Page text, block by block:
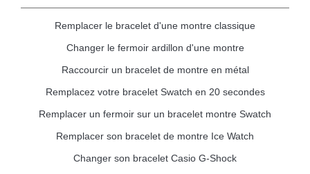
Remplacer le bracelet d'une montre classique
Changer le fermoir ardillon d'une montre
Raccourcir un bracelet de montre en métal
Remplacez votre bracelet Swatch en 20 secondes
Remplacer un fermoir sur un bracelet montre Swatch
Remplacer son bracelet de montre Ice Watch
Changer son bracelet Casio G-Shock